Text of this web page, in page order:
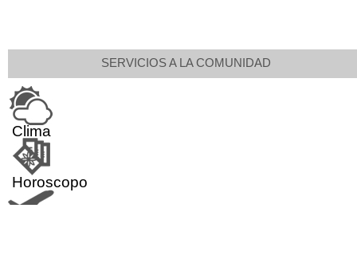
SERVICIOS A LA COMUNIDAD
Clima
Horoscopo